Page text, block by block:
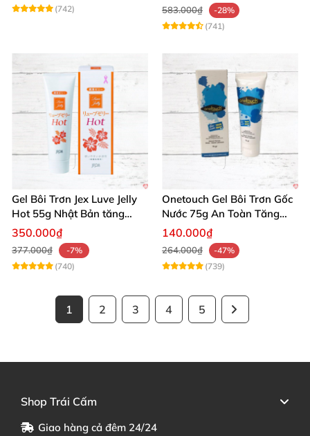
(742) 583.000₫
-28%
(741)
Gel Bôi Trơn Jex Luve Jelly
Hot 55g Nhật Bản tăng
khoái cảm nữ dễ sử dụng
350.000₫
377.000₫
-7%
(740)
Onetouch Gel Bôi Trơn Gốc
Nước 75g An Toàn Tăng
Khoái Cảm
140.000₫
264.000₫
-47%
(739)
1 2 3 4 5
Shop Trái Cấm
Giao hàng cả đêm 24/24